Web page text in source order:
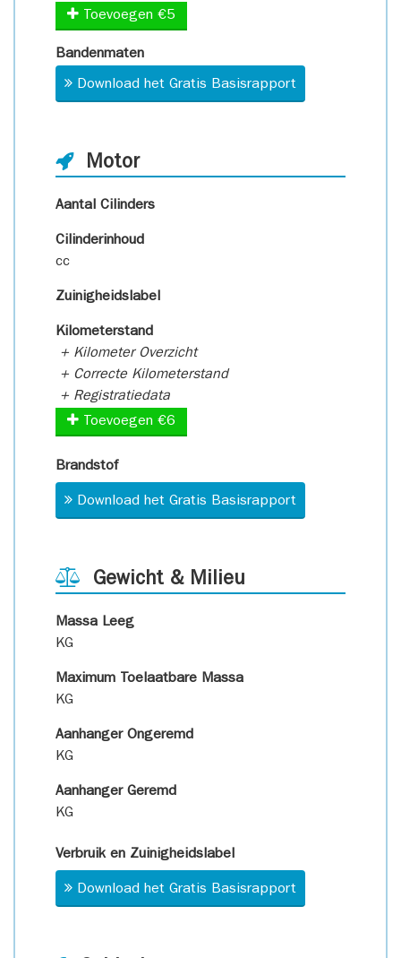
Toevoegen €5
Bandenmaten
Download het Gratis Basisrapport
Motor
Aantal Cilinders
Cilinderinhoud
cc
Zuinigheidslabel
Kilometerstand
+ Kilometer Overzicht
+ Correcte Kilometerstand
+ Registratiedata
Toevoegen €6
Brandstof
Download het Gratis Basisrapport
Gewicht & Milieu
Massa Leeg
KG
Maximum Toelaatbare Massa
KG
Aanhanger Ongeremd
KG
Aanhanger Geremd
KG
Verbruik en Zuinigheidslabel
Download het Gratis Basisrapport